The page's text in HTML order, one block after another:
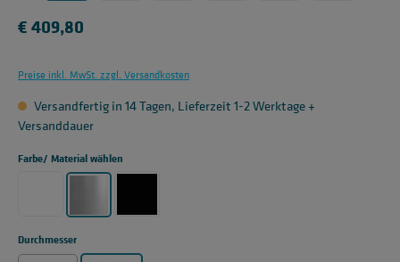
Regulärer Preis:
€ 409,80
Preise inkl. MwSt. zzgl. Versandkosten
Versandfertig in 14 Tagen, Lieferzeit 1-2 Werktage +
Versanddauer
Farbe/ Material wählen
Durchmesserauswählen